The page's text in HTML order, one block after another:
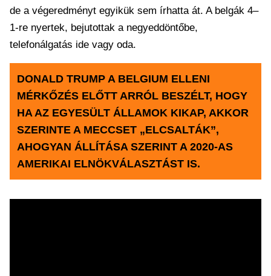
de a végeredményt egyikük sem írhatta át. A belgák 4–
1-re nyertek, bejutottak a negyeddöntőbe,
telefonálgatás ide vagy oda.
DONALD TRUMP A BELGIUM ELLENI
MÉRKŐZÉS ELŐTT ARRÓL BESZÉLT, HOGY
HA AZ EGYESÜLT ÁLLAMOK KIKAP, AKKOR
SZERINTE A MECCSET „ELCSALTÁK”,
AHOGYAN ÁLLÍTÁSA SZERINT A 2020-AS
AMERIKAI ELNÖKVÁLASZTÁST IS.